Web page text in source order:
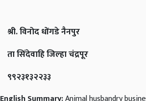
श्री. विनोद धोंगडे नैनपुर
ता सिंदेवाहि जिल्हा चंद्रपूर
९९२३१३२२३३